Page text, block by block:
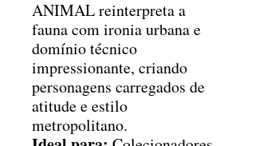
ANIMAL reinterpreta a
fauna com ironia urbana e
domínio técnico
impressionante, criando
personagens carregados de
atitude e estilo
metropolitano.